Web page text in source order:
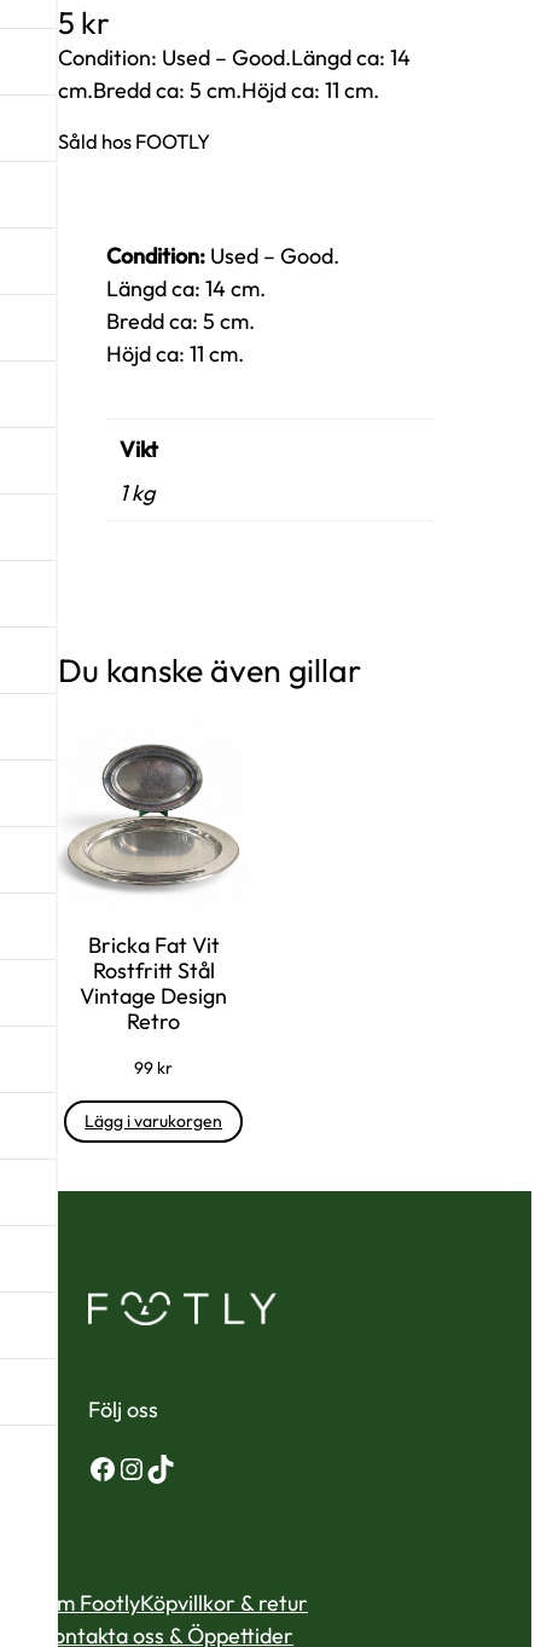
5 kr
Condition: Used – Good.Längd ca: 14
cm.Bredd ca: 5 cm.Höjd ca: 11 cm.
Såld hos FOOTLY
Condition: Used – Good.
Längd ca: 14 cm.
Bredd ca: 5 cm.
Höjd ca: 11 cm.
Vikt
1 kg
Du kanske även gillar
Bricka Fat Vit
Rostfritt Stål
Vintage Design
Retro
99 kr
Lägg i varukorgen
Följ oss
Facebook
Instagram
TikTok
Om FootlyKöpvillkor & retur
Kontakta oss & Öppettider